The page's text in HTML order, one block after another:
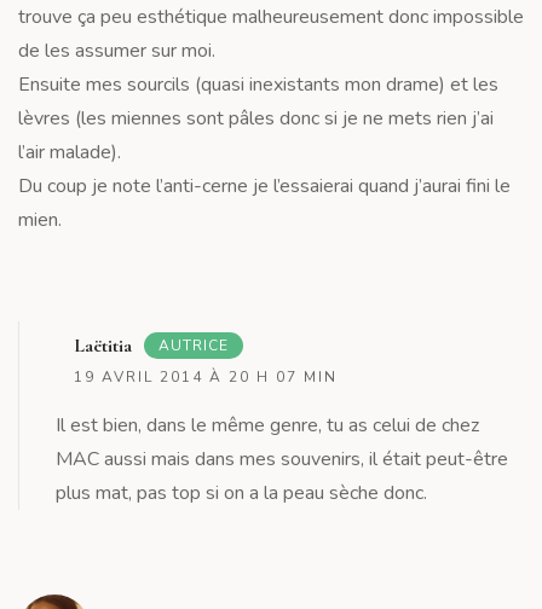
trouve ça peu esthétique malheureusement donc impossible
de les assumer sur moi.
Ensuite mes sourcils (quasi inexistants mon drame) et les
lèvres (les miennes sont pâles donc si je ne mets rien j’ai
l’air malade).
Du coup je note l’anti-cerne je l’essaierai quand j’aurai fini le
mien.
Laëtitia
AUTRICE
19 AVRIL 2014 À 20 H 07 MIN
Il est bien, dans le même genre, tu as celui de chez
MAC aussi mais dans mes souvenirs, il était peut-être
plus mat, pas top si on a la peau sèche donc.